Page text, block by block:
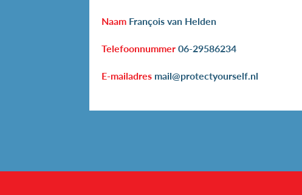
Naam François van Helden
Telefoonnummer 06-29586234
E-mailadres mail@protectyourself.nl